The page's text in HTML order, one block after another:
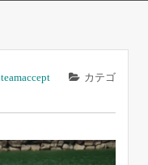
teamaccept
カテゴ